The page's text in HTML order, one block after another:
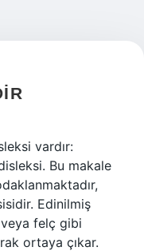
vardır:
Bu makale
Edinilmiş
felç gibi
ortaya çıkar.